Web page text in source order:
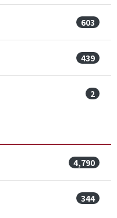
603
439
2
4,790
344